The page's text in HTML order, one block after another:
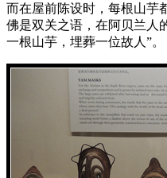
而在屋前陈设时，每根山芋
佛是双关之语，在阿贝兰人
一根山芋，埋葬一位故人”。